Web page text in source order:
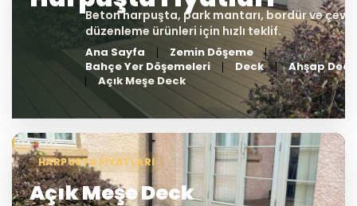
Ana Sayfa
Zemin Döşeme
Bahçe Yer Döşemeleri
Deck
Ahşap
Açık Meşe Deck
HARPUSTA FIYATLARI
Açık Meşe Deck